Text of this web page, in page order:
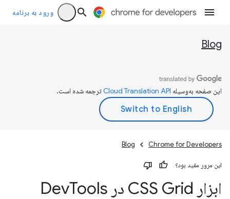
ورود به برنامه
Blog
این صفحه به‌وسیله ترجمه شده است.
Chrome for Developers
Blog
این مرور مفید بود؟
ابزار CSS Grid در Dev Tools